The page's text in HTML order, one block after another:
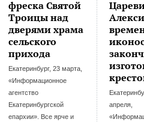
фреска Святой
Троицы над
дверями храма
сельского
прихода
Екатеринбург, 23 марта,
«Информационное
агентство
Екатеринбургской
епархии». Все ярче и
апреля,